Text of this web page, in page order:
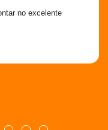
no excelente